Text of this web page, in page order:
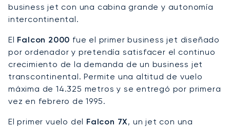
business jet con una cabina grande y autonomía
intercontinental.
El Falcon 2000 fue el primer business jet diseñado
por ordenador y pretendía satisfacer el continuo
crecimiento de la demanda de un business jet
transcontinental. Permite una altitud de vuelo
máxima de 14.325 metros y se entregó por primera
vez en febrero de 1995.
El primer vuelo del Falcon 7X, un jet con una